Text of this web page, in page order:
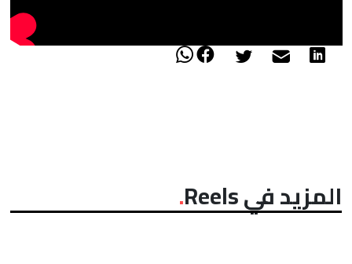
المزيد في Reels